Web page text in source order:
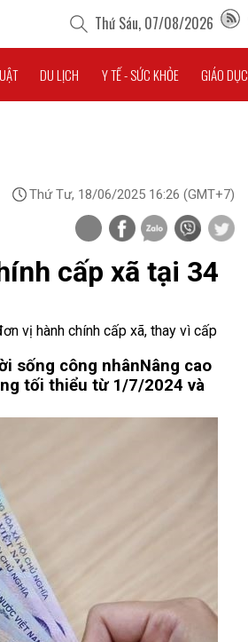
Thứ Sáu, 07/08/2026
DU LỊCH Y TẾ - SỨC KHỎE GIÁO DỤC
Thứ Tư, 18/06/2025 16:26 (GMT+7)
cấp xã tại 34
vị hành chính cấp xã, thay vì cấp
sống công nhânNâng cao
tối thiểu từ 1/7/2024 và